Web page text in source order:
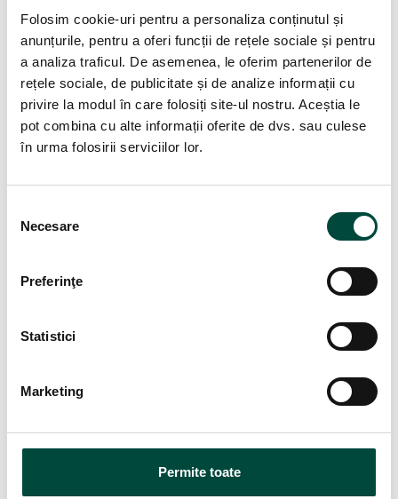
Folosim cookie-uri pentru a personaliza conținutul și
anunțurile, pentru a oferi funcții de rețele sociale și pentru
a analiza traficul. De asemenea, le oferim partenerilor de
rețele sociale, de publicitate și de analize informații cu
privire la modul în care folosiți site-ul nostru. Aceștia le
pot combina cu alte informații oferite de dvs. sau culese
în urma folosirii serviciilor lor.
Necesare
Preferinţe
Statistici
Marketing
Permite toate
Fluturas salariu: ce faci daca
fluturasul tau a fost trimis din
greseala altui coleg
17 FEB., 2026 DAN GURGHIAN NO COMMENTS YET
Fluturas salariu tine de date personale si, de cele mai multe ori,
de informatii confidentiale despre venituri. Cand un fluturas
intrebarea daca este vorba despre o incalcare GDPR si ce pasi
fost incalcat GDPR-ul daca fluturasul […]